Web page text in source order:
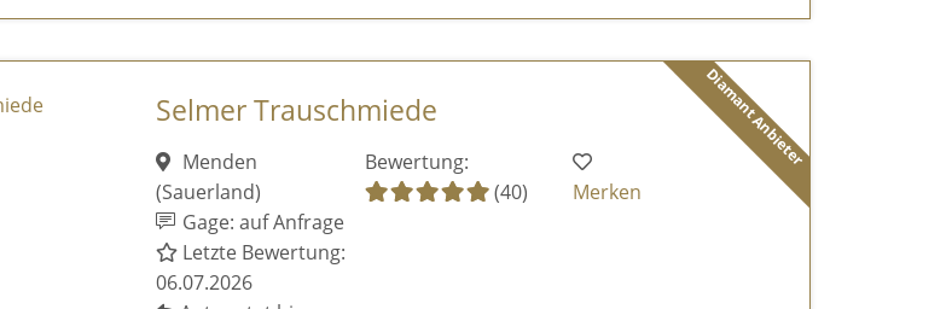
Diamant Anbieter
Selmer Trauschmiede
Menden
(Sauerland)
Gage: auf Anfrage
Letzte Bewertung:
06.07.2026
Bewertung:
(40)
Merken